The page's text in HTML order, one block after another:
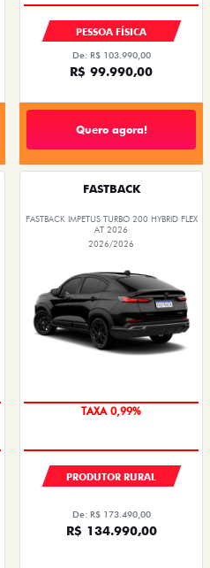
PESSOA FÍSICA
De: R$ 103.990,00
R$ 99.990,00
Quero agora!
FASTBACK
FASTBACK IMPETUS TURBO 200 HYBRID FLEX
AT 2026
2026/2026
TAXA 0,99%
PRODUTOR RURAL
De: R$ 173.490,00
R$ 134.990,00